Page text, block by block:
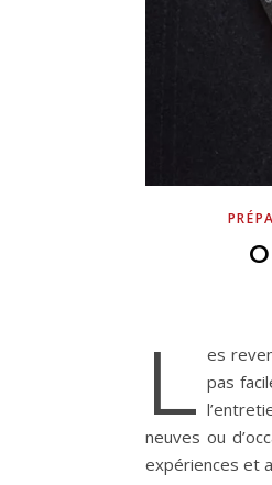
L es
pas
neuves ou
expériences et